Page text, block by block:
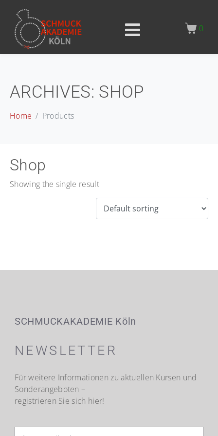
0
ARCHIVES: SHOP
Home Products
Shop
Showing the single result
SCHMUCKAKADEMIE Köln
NEWSLETTER
Für weitere Informationen zu aktuellen Kursen und
Sonderangeboten –
registrieren Sie sich hier!